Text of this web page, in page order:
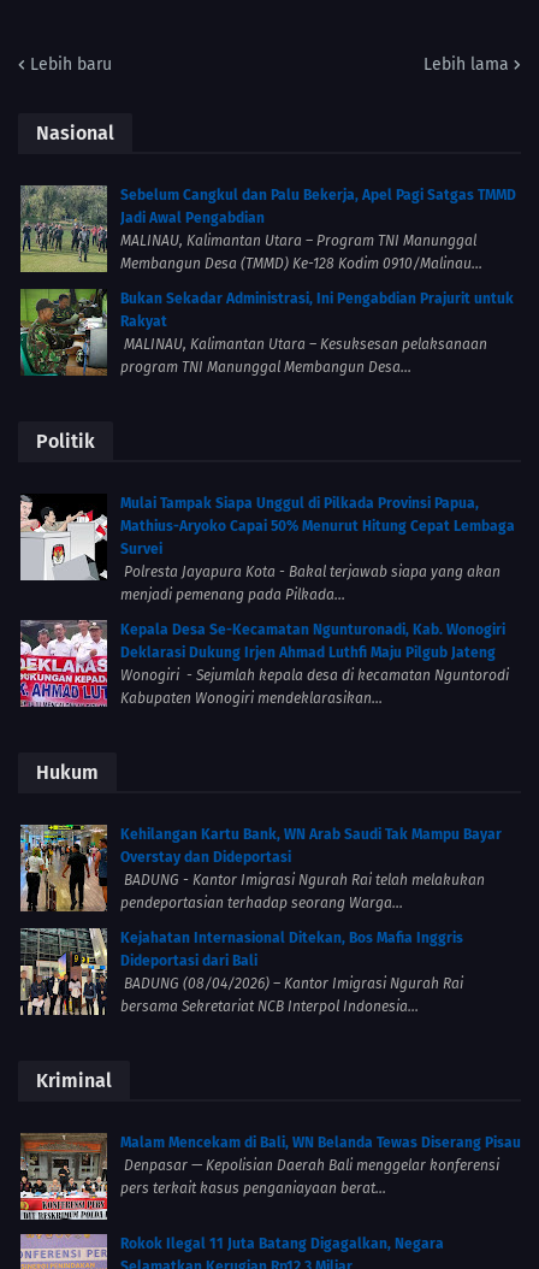
Lebih baru Lebih lama
Nasional
Sebelum Cangkul dan Palu Bekerja, Apel Pagi Satgas TMMD
Jadi Awal Pengabdian
MALINAU, Kalimantan Utara – Program TNI Manunggal
Membangun Desa (TMMD) Ke-128 Kodim 0910/Malinau...
Bukan Sekadar Administrasi, Ini Pengabdian Prajurit untuk
Rakyat
MALINAU, Kalimantan Utara – Kesuksesan pelaksanaan
program TNI Manunggal Membangun Desa...
Politik
Mulai Tampak Siapa Unggul di Pilkada Provinsi Papua,
Mathius-Aryoko Capai 50% Menurut Hitung Cepat Lembaga
Survei
Polresta Jayapura Kota - Bakal terjawab siapa yang akan
menjadi pemenang pada Pilkada...
Kepala Desa Se-Kecamatan Ngunturonadi, Kab. Wonogiri
Deklarasi Dukung Irjen Ahmad Luthfi Maju Pilgub Jateng
Wonogiri - Sejumlah kepala desa di kecamatan Nguntorodi
Kabupaten Wonogiri mendeklarasikan...
Hukum
Kehilangan Kartu Bank, WN Arab Saudi Tak Mampu Bayar
Overstay dan Dideportasi
BADUNG - Kantor Imigrasi Ngurah Rai telah melakukan
pendeportasian terhadap seorang Warga...
Kejahatan Internasional Ditekan, Bos Mafia Inggris
Dideportasi dari Bali
BADUNG (08/04/2026) – Kantor Imigrasi Ngurah Rai
bersama Sekretariat NCB Interpol Indonesia...
Kriminal
Malam Mencekam di Bali, WN Belanda Tewas Diserang Pisau
Denpasar — Kepolisian Daerah Bali menggelar konferensi
pers terkait kasus penganiayaan berat...
Rokok Ilegal 11 Juta Batang Digagalkan, Negara